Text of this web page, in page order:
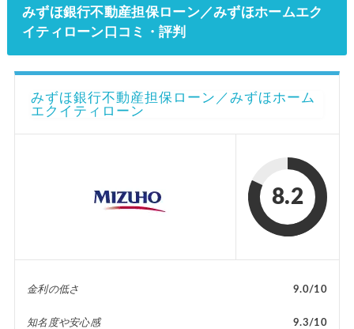
みずほ銀行不動産担保ローン／みずほホームエク
イティローン口コミ・評判
みずほ銀行不動産担保ローン／みずほホーム
エクイティローン
8.2
金利の低さ 9.0/10
知名度や安心感 9.3/10